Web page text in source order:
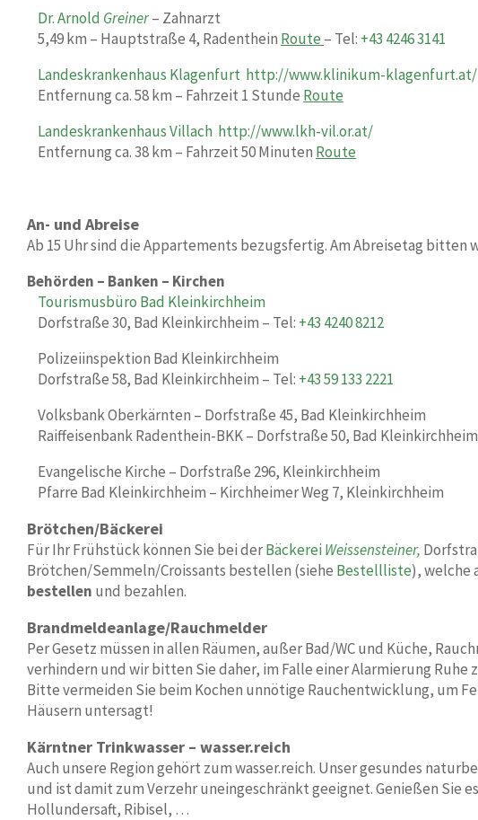
Dr. Arnold Greiner– Zahnarzt
5,49 km – Hauptstraße 4, Radenthein Route – Tel: +43 4246 3141
Landeskrankenhaus Klagenfurt http://www.klinikum-klagenfurt.at/
Entfernung ca. 58 km – Fahrzeit 1 Stunde Route
Landeskrankenhaus Villach http://www.lkh-vil.or.at/
Entfernung ca. 38 km – Fahrzeit 50 Minuten Route
An- und Abreise
Ab 15 Uhr sind die Appartements bezugsfertig. Am Abreisetag bitten
Behörden – Banken – Kirchen
Tourismusbüro Bad Kleinkirchheim
Dorfstraße 30, Bad Kleinkirchheim – Tel: +43 4240 8212
Polizeiinspektion Bad Kleinkirchheim
Dorfstraße 58, Bad Kleinkirchheim – Tel: +43 59 133 2221
Volksbank Oberkärnten – Dorfstraße 45, Bad Kleinkirchheim
Raiffeisenbank Radenthein-BKK – Dorfstraße 50, Bad Kleinkirchheim
Evangelische Kirche – Dorfstraße 296, Kleinkirchheim
Pfarre Bad Kleinkirchheim – Kirchheimer Weg 7, Kleinkirchheim
Brötchen/Bäckerei
Für Ihr Frühstück können Sie bei derBäckereiWeissensteiner,
Brötchen/Semmeln/Croissants bestellen (siehe Bestellliste), welche
bestellen und bezahlen.
Brandmeldeanlage/Rauchmelder
Per Gesetz müssen in allen Räumen, außer Bad/WC und Küche,
verhindern und wir bitten Sie daher, im Falle einer Alarmierung Ruhe
Bitte vermeiden Sie beim Kochen unnötige Rauchentwicklung, um
Häusern untersagt!
Kärntner Trinkwasser – wasser.reich
Auch unsere Region gehört zum wasser.reich. Unser gesundes
und ist damit zum Verzehr uneingeschränkt geeignet. Genießen Sie
Hollundersaft, Ribisel, …